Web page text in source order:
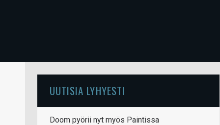
UUTISIA LYHYESTI
Doom pyörii nyt myös Paintissa